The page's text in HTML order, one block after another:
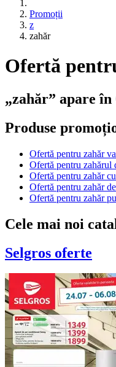
Promoții
z
zahăr
Ofertă
„zahăr” apare în
Produse
Ofertă pentru zahăr
Ofertă pentru zahărul
Ofertă pentru zahăr
Ofertă pentru zahăr
Ofertă pentru zahăr
Cele mai noi
Selgros oferte